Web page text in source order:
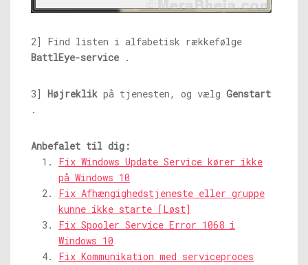
2] Find listen i alfabetisk rækkefølge
BattlEye-service .
3] Højreklik på tjenesten, og vælg Genstart
.
Anbefalet til dig:
Fix Windows Update Service kører ikke
på Windows 10
Fix Afhængighedstjeneste eller gruppe
kunne ikke starte [Løst]
Fix Spooler Service Error 1068 i
Windows 10
Fix Kommunikation med serviceproces